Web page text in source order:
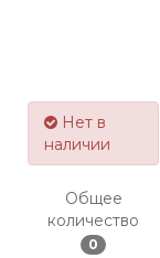
Нет в
наличии
Общее
количество
0